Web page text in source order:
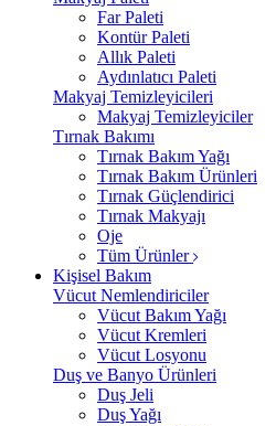
Far Paleti
Kontür Paleti
Allık Paleti
Aydınlatıcı Paleti
Makyaj Temizleyicileri
Makyaj Temizleyiciler
Tırnak Bakımı
Tırnak Bakım Yağı
Tırnak Bakım Ürünleri
Tırnak Güçlendirici
Tırnak Makyajı
Oje
Tüm Ürünler
Kişisel Bakım
Vücut Nemlendiriciler
Vücut Bakım Yağı
Vücut Kremleri
Vücut Losyonu
Duş ve Banyo Ürünleri
Duş Jeli
Duş Yağı